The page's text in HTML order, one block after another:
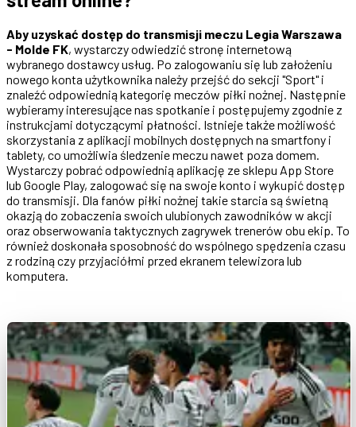
Aby uzyskać dostęp do transmisji meczu Legia Warszawa
- Molde FK, wystarczy odwiedzić stronę internetową
wybranego dostawcy usług. Po zalogowaniu się lub założeniu
nowego konta użytkownika należy przejść do sekcji "Sport" i
znaleźć odpowiednią kategorię meczów piłki nożnej. Następnie
wybieramy interesujące nas spotkanie i postępujemy zgodnie z
instrukcjami dotyczącymi płatności. Istnieje także możliwość
skorzystania z aplikacji mobilnych dostępnych na smartfony i
tablety, co umożliwia śledzenie meczu nawet poza domem.
Wystarczy pobrać odpowiednią aplikację ze sklepu App Store
lub Google Play, zalogować się na swoje konto i wykupić dostęp
do transmisji. Dla fanów piłki nożnej takie starcia są świetną
okazją do zobaczenia swoich ulubionych zawodników w akcji
oraz obserwowania taktycznych zagrywek trenerów obu ekip. To
również doskonała sposobność do wspólnego spędzenia czasu
z rodziną czy przyjaciółmi przed ekranem telewizora lub
komputera.